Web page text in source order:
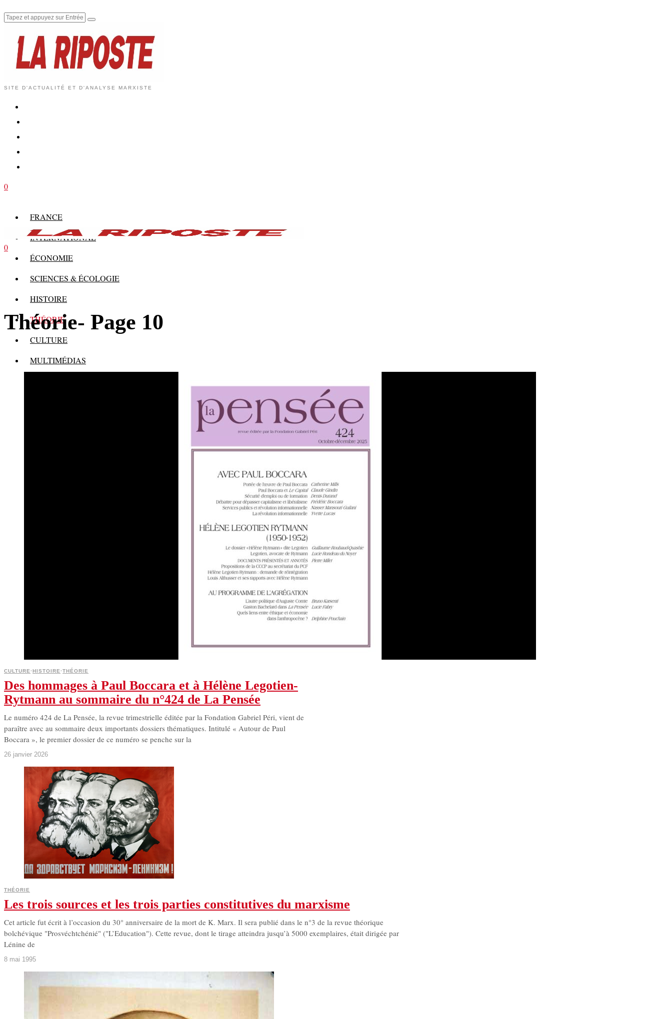
SITE D'ACTUALITÉ ET D'ANALYSE MARXISTE
0
FRANCE
INTERNATIONAL
ÉCONOMIE
SCIENCES & ÉCOLOGIE
HISTOIRE
THÉORIE
CULTURE
MULTIMÉDIAS
0
Théorie- Page 10
CULTURE·HISTOIRE·THÉORIE
Des hommages à Paul Boccara et à Hélène Legotien-
Rytmann au sommaire du n°424 de La Pensée
Le numéro 424 de La Pensée, la revue trimestrielle éditée par la Fondation Gabriel Péri, vient de
paraître avec au sommaire deux importants dossiers thématiques. Intitulé « Autour de Paul
Boccara », le premier dossier de ce numéro se penche sur la
26 janvier 2026
THÉORIE
Les trois sources et les trois parties constitutives du marxisme
Cet article fut écrit à l’occasion du 30° anniversaire de la mort de K. Marx. Il sera publié dans le n°3 de la revue théorique
bolchévique "Prosvéchtchénié" ("L’Education"). Cette revue, dont le tirage atteindra jusqu’à 5000 exemplaires, était dirigée par
Lénine de
8 mai 1995